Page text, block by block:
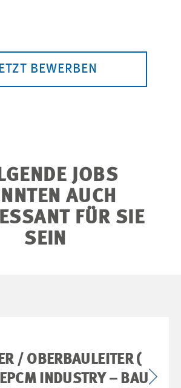
BEWERBEN
JOBS
AUCH
FÜR SIE
SEIN
/ OBERBAULEITER (
INDUSTRY – BAU